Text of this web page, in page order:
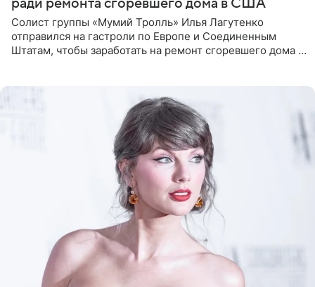
ради ремонта сгоревшего дома в США
Солист группы «Мумий Тролль» Илья Лагутенко
отправился на гастроли по Европе и Соединенным
Штатам, чтобы заработать на ремонт сгоревшего дома в